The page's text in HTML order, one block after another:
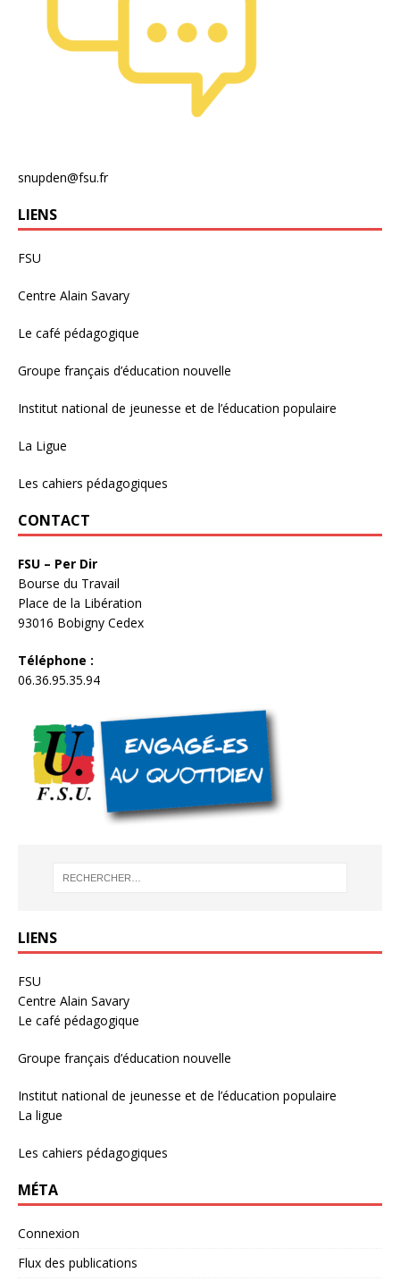
snupden@fsu.fr
LIENS
FSU
Centre Alain Savary
Le café pédagogique
Groupe français d’éducation nouvelle
Institut national de jeunesse et de l’éducation populaire
La Ligue
Les cahiers pédagogiques
CONTACT
FSU – Per Dir
Bourse du Travail
Place de la Libération
93016 Bobigny Cedex
Téléphone :
06.36.95.35.94
LIENS
FSU
Centre Alain Savary
Le café pédagogique
Groupe français d’éducation nouvelle
Institut national de jeunesse et de l’éducation populaire
La ligue
Les cahiers pédagogiques
MÉTA
Connexion
Flux des publications